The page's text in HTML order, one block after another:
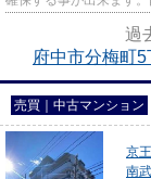
過
府中市分梅町
売買｜中古マンション
京
南